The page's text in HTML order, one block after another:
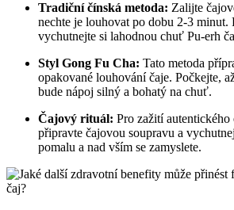
Tradiční čínská metoda: Zalijte
nechte je louhovat po dobu 2-3 minut.
vychutnejte si lahodnou chuť Pu-erh
Styl Gong Fu Cha: Tato metoda
opakované louhování čaje. Počkejte,
bude nápoj silný a bohatý na chuť.
Čajový rituál: Pro zažití
připravte čajovou soupravu a
pomalu a nad vším se zamyslete.